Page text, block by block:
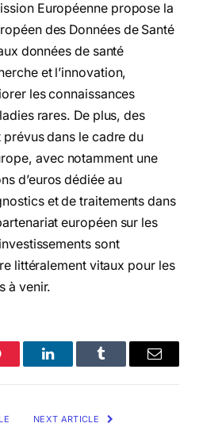
Européenne propose la
des Données de Santé
données de santé
et l’innovation,
les connaissances
rares. De plus, des
dans le cadre du
avec notamment une
d’euros dédiée au
et de traitements dans
européen sur les
sont
littéralement vitaux pour les
à venir.
LinkedInTumblr Email
NEXT ARTICLE